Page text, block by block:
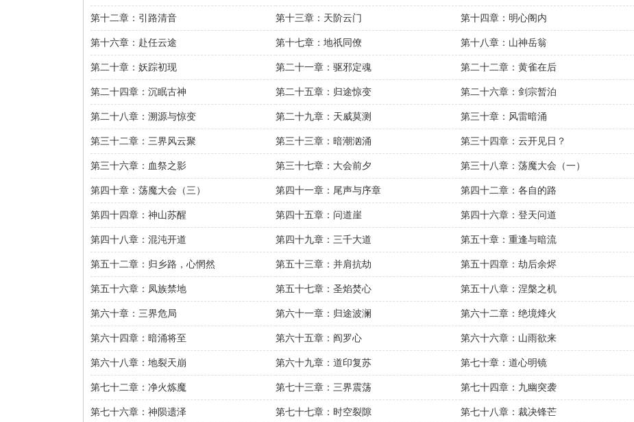
第十二章：引路清音 第十三章：天阶云门 第十四章：明心阁内
第十六章：赴任云途 第十七章：地祇同僚 第十八章：山神岳翁
第二十章：妖踪初现 第二十一章：驱邪定魂 第二十二章：黄雀在后
第二十四章：沉眠古神 第二十五章：归途惊变 第二十六章：剑宗暂泊
第二十八章：溯源与惊变 第二十九章：天威莫测 第三十章：风雷暗涌
第三十二章：三界风云聚 第三十三章：暗潮汹涌 第三十四章：云开见日？
第三十六章：血祭之影 第三十七章：大会前夕 第三十八章：荡魔大会（一）
第四十章：荡魔大会（三） 第四十一章：尾声与序章 第四十二章：各自的路
第四十四章：神山苏醒 第四十五章：问道崖 第四十六章：登天问道
第四十八章：混沌开道 第四十九章：三千大道 第五十章：重逢与暗流
第五十二章：归乡路，心惘然 第五十三章：并肩抗劫 第五十四章：劫后余烬
第五十六章：凤族禁地 第五十七章：圣焰焚心 第五十八章：涅槃之机
第六十章：三界危局 第六十一章：归途波澜 第六十二章：绝境烽火
第六十四章：暗涌将至 第六十五章：阎罗心 第六十六章：山雨欲来
第六十八章：地裂天崩 第六十九章：道印复苏 第七十章：道心明镜
第七十二章：净火炼魔 第七十三章：三界震荡 第七十四章：九幽突袭
第七十六章：神陨遗泽 第七十七章：时空裂隙 第七十八章：裁决锋芒